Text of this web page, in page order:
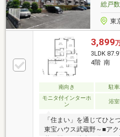
総戸数
東
3,899
3LDK
4階 南
南向き 駐
モニタ付インターホ
ン
浴
「住まい」を通じてひと
東宝ハウス武蔵野～■ア